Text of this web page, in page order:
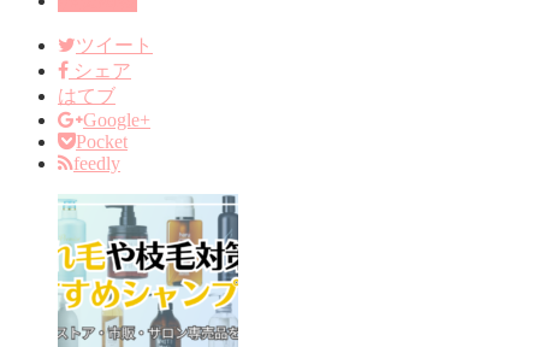
ツイート
シェア
はてブ
Google+
Pocket
feedly